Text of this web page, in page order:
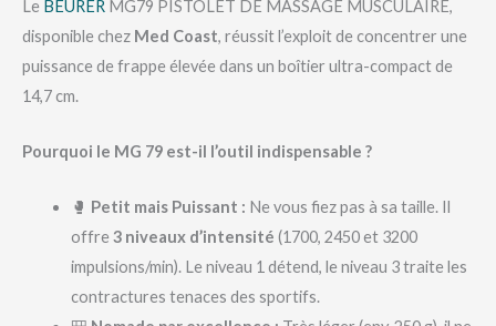
Le BEURER MG79 PISTOLET DE MASSAGE MUSCULAIRE,
disponible chez Med Coast, réussit l’exploit de concentrer une
puissance de frappe élevée dans un boîtier ultra-compact de
14,7 cm.
Pourquoi le MG 79 est-il l’outil indispensable ?
🥊 Petit mais Puissant : Ne vous fiez pas à sa taille. Il
offre 3 niveaux d’intensité (1700, 2450 et 3200
impulsions/min). Le niveau 1 détend, le niveau 3 traite les
contractures tenaces des sportifs.